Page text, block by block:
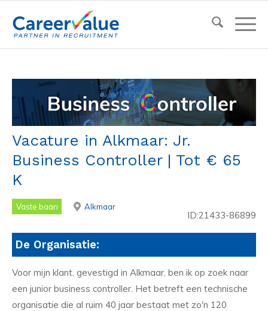
Vacature in Alkmaar: Jr.
Business Controller | Tot € 65
K
Vaste baan Alkmaar
ID:21433-86899
De Organisatie:
Voor mijn klant, gevestigd in Alkmaar, ben ik op zoek naar
een junior business controller. Het betreft een technische
organisatie die al ruim 40 jaar bestaat met zo'n 120